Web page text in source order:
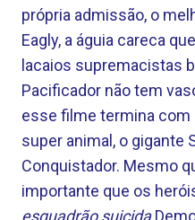
própria admissão, o
Eagly, a águia careca
lacaios supremacistas
Pacificador não tem
esse filme termina com
super animal, o gigante
Conquistador. Mesmo
importante que os
esquadrão suicida